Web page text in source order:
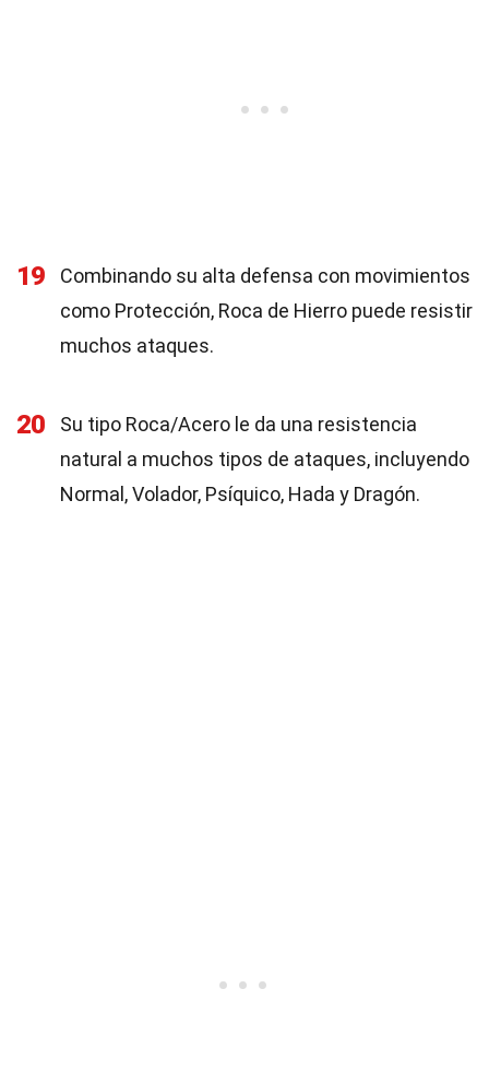
19
Combinando su alta defensa con movimientos
como Protección, Roca de Hierro puede resistir
muchos ataques.
20
Su tipo Roca/Acero le da una resistencia
natural a muchos tipos de ataques, incluyendo
Normal, Volador, Psíquico, Hada y Dragón.